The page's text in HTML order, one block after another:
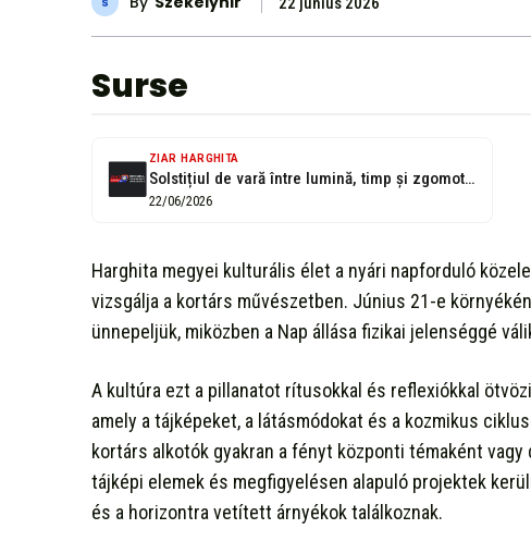
Surse
ZIAR HARGHITA
Solstițiul de vară între lumină, timp și zgomotul lumii. Repere artistice contemporane
22/06/2026
Harghita megyei kulturális élet a nyári napforduló
vizsgálja a kortárs művészetben. Június 21-e
ünnepeljük, miközben a Nap állása fizikai jelenséggé
A kultúra ezt a pillanatot rítusokkal és reflexiókkal
amely a tájképeket, a látásmódokat és a kozmikus
kortárs alkotók gyakran a fényt központi témaként
tájképi elemek és megfigyelésen alapuló projektek
és a horizontra vetített árnyékok találkoznak.